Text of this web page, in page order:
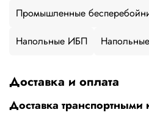
Промышленные
Напольные ИБП
Доставка и оплата
Доставка